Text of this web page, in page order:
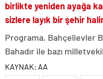
birlikte yeniden ayağa
sizlere layık bir şehir
Programa, Bahçelievler
Bahadır ile bazı
KAYNAK: AA